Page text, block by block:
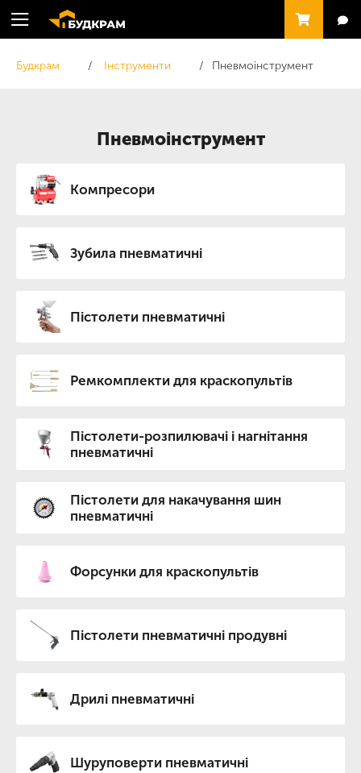
Будкрам Інструменти Пневмоінструмент
Пневмоінструмент
Компресори
Зубила пневматичні
Пістолети пневматичні
Ремкомплекти для краскопультів
Пістолети-розпилювачі і нагнітання
пневматичні
Пістолети для накачування шин
пневматичні
Форсунки для краскопультів
Пістолети пневматичні продувні
Дрилі пневматичні
Шуруповерти пневматичні